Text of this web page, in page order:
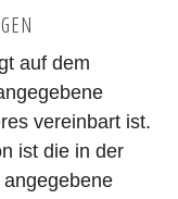
auf dem
vereinbart ist.
ist die in der